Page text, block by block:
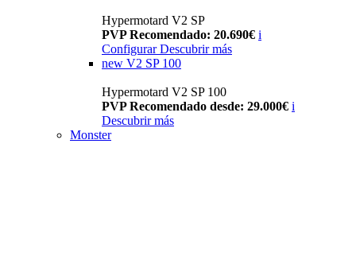
Hypermotard V2 SP
PVP Recomendado: 20.690€ i
Configurar Descubrir más
new V2 SP 100
Hypermotard V2 SP 100
PVP Recomendado desde: 29.000€ i
Descubrir más
Monster